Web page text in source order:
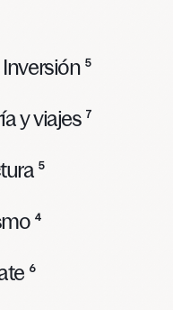
5
y viajes 7
5
4
6